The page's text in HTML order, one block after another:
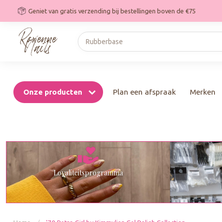
Geniet van gratis verzending bij bestellingen boven de €75
Onze producten Plan een afspraak Merken
Loyaliteitsprogramma